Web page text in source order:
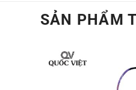
SẢN PHẨM